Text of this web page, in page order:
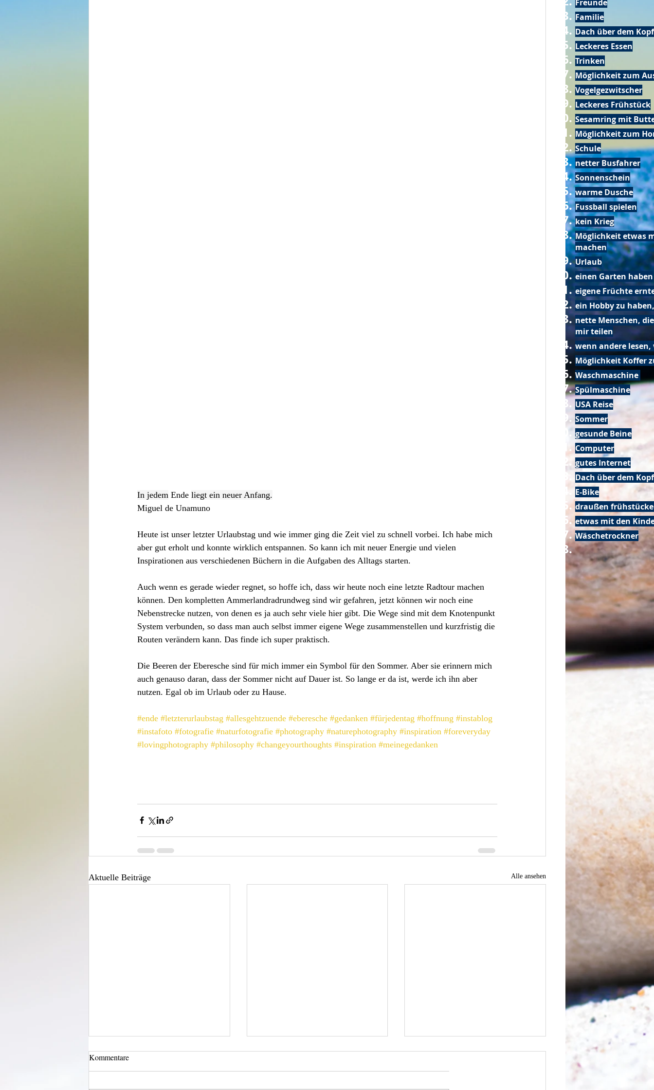
In jedem Ende liegt ein neuer Anfang.
Miguel de Unamuno
Heute ist unser letzter Urlaubstag und wie immer ging die Zeit viel zu schnell vorbei. Ich habe mich
aber gut erholt und konnte wirklich entspannen. So kann ich mit neuer Energie und vielen
Inspirationen aus verschiedenen Büchern in die Aufgaben des Alltags starten.
Auch wenn es gerade wieder regnet, so hoffe ich, dass wir heute noch eine letzte Radtour machen
können. Den kompletten Ammerlandradrundweg sind wir gefahren, jetzt können wir noch eine
Nebenstrecke nutzen, von denen es ja auch sehr viele hier gibt. Die Wege sind mit dem Knotenpunkt
System verbunden, so dass man auch selbst immer eigene Wege zusammenstellen und kurzfristig die
Routen verändern kann. Das finde ich super praktisch.
Die Beeren der Eberesche sind für mich immer ein Symbol für den Sommer. Aber sie erinnern mich
auch genauso daran, dass der Sommer nicht auf Dauer ist. So lange er da ist, werde ich ihn aber
nutzen. Egal ob im Urlaub oder zu Hause.
#ende #letzterurlaubstag #allesgehtzuende #eberesche #gedanken #fürjedentag #hoffnung #instablog
#instafoto #fotografie #naturfotografie #photography #naturephotography #inspiration #foreveryday
#lovingphotography #philosophy #changeyourthoughts #inspiration #meinegedanken
Aktuelle Beiträge Alle ansehen
Kommentare
Freunde
Familie
Dach über dem Kopf
Leckeres Essen
Trinken
Möglichkeit zum
Vogelgezwitscher
Leckeres Frühstück
Sesamring mit
Möglichkeit zum
Schule
netter Busfahrer
Sonnenschein
warme Dusche
Fussball spielen
kein Krieg
Möglichkeit etwas
machen
Urlaub
einen Garten haben
eigene Früchte
ein Hobby zu
nette Menschen,
mir teilen
wenn andere lesen,
Möglichkeit Koffer
Waschmaschine
Spülmaschine
USA Reise
Sommer
gesunde Beine
Computer
gutes Internet
Dach über dem Kopf
E-Bike
draußen
etwas mit den
Wäschetrockner